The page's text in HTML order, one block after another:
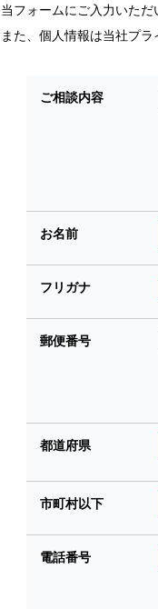
当フォームにご入力いただ
また、個人情報は当社プ
ご相談内容
お名前
フリガナ
郵便番号
都道府県
市町村以下
電話番号